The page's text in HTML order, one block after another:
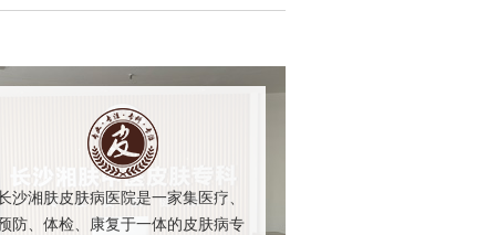
沙湘肤皮肤病医院是一家集医疗、
防、体检、康复于一体的皮肤病专